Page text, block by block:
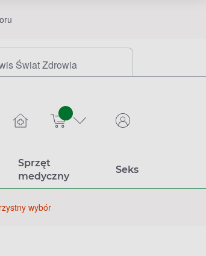
Świat Zdrowia
sztuk
Sprzęt
medyczny
Seks
wybór